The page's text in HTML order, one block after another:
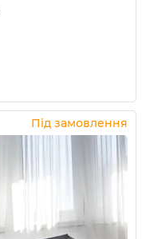
Під замовлення